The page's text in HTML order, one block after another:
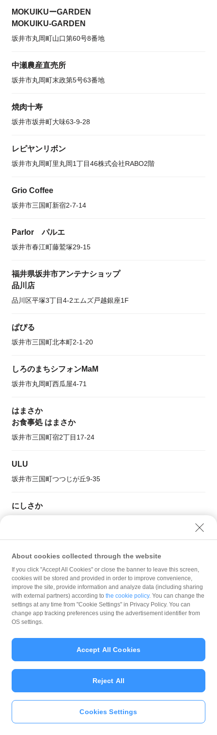
MOKUIKUーGARDEN
MOKUIKU-GARDEN
坂井市丸岡町山口第60号8番地
中瀬農産直売所
坂井市丸岡町末政第5号63番地
焼肉十寿
坂井市坂井町大味63-9-28
レピヤンリボン
坂井市丸岡町里丸岡1丁目46株式会社RABO2階
Grio Coffee
坂井市三国町新宿2-7-14
Parlor パルエ
坂井市春江町藤鷲塚29-15
福井県坂井市アンテナショップ
品川店
品川区平塚3丁目4-2エムズ戸越銀座1F
ぱぴる
坂井市三国町北本町2-1-20
しろのまちシフォンMaM
坂井市丸岡町西瓜屋4-71
はまさか
お食事処 はまさか
坂井市三国町宿2丁目17-24
ULU
坂井市三国町つつじが丘9-35
にしさか
CRUSTUM（クルストゥム）
坂井市三国町覚善2-31-1
Perch
坂井市春江町江留上新町196
松川レピヤン
坂井市丸岡町内田15-7
坂井市三国町山王2-4-11
PayPayアプリをダウンロ
ード＞＞
About cookies collected through the website
If you click "Accept All Cookies" or close the banner to leave this screen,
cookies will be stored and provided in order to improve convenience,
improve the site, provide information and analyze data (including sharing
with external partners) according to the cookie policy. You can change the
settings at any time from "Cookie Settings" in Privacy Policy. You can
change app tracking preferences using the advertisement identifier from
OS settings.
Cookies Settings
Reject All
Accept All Cookies